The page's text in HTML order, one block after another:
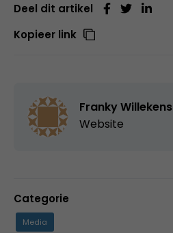
Deel dit artikel
Kopieer link
Franky Willekens
Website
Categorie
Media